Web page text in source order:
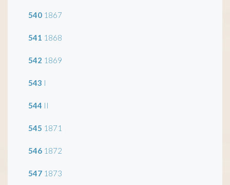
540 1867
541 1868
542 1869
543 I
544 II
545 1871
546 1872
547 1873